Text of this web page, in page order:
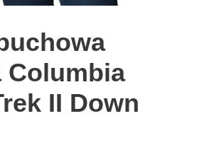
Columbia
II Down